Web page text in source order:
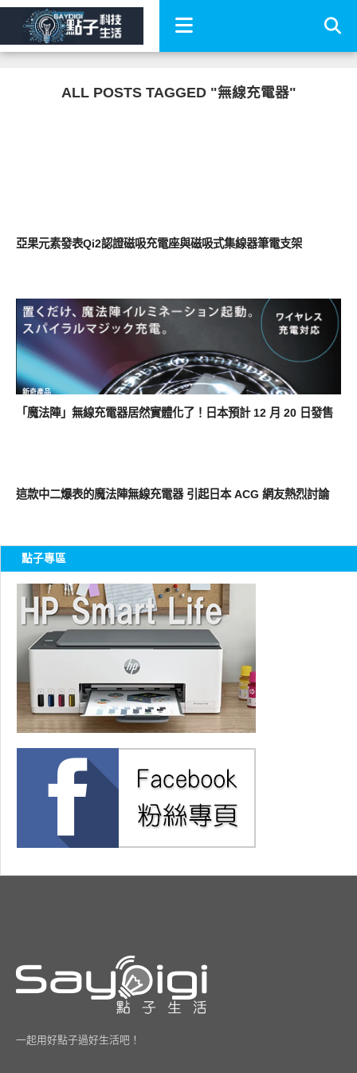
ALL POSTS TAGGED "無線充電器"
亞果元素發表Qi2認證磁吸充電座與磁吸式集線器筆電支架
新奇產品
「魔法陣」無線充電器居然實體化了！日本預計 12 月 20 日發售
這款中二爆表的魔法陣無線充電器 引起日本 ACG 網友熱烈討論
點子專區
一起用好點子過好生活吧！